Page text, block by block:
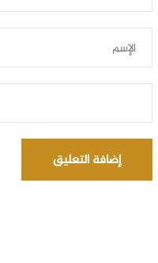
إضافة التعليق